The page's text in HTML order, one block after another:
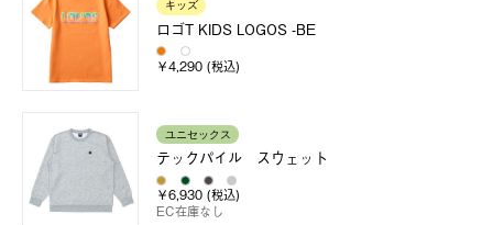
キッズ
ロゴT KIDS LOGOS -BE
￥4,290 (税込)
ユニセックス
テックパイル スウェット
￥6,930 (税込)
EC在庫なし